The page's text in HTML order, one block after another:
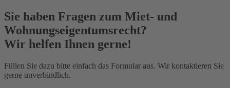
Sie haben Fragen zum Miet- und
Wohnungseigentumsrecht?
Wir helfen Ihnen gerne!
Füllen Sie dazu bitte einfach das Formular aus. Wir kontaktieren Sie
gerne unverbindlich.